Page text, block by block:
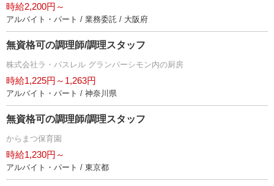
時給2,200円～
アルバイト・パート / 業務委託 / 大阪府
無資格可の調理師/調理スタッフ
株式会社ラ・パスレル グランパーシモン内の厨房
時給1,225円～1,263円
アルバイト・パート / 神奈川県
無資格可の調理師/調理スタッフ
からまつ保育園
時給1,230円～
アルバイト・パート / 東京都